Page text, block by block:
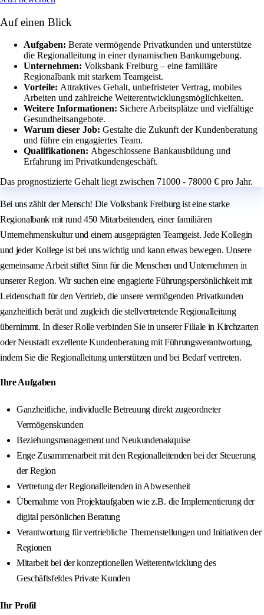
Auf einen Blick
Aufgaben: Berate vermögende Privatkunden und unterstütze
die Regionalleitung in einer dynamischen Bankumgebung.
Unternehmen: Volksbank Freiburg – eine familiäre
Regionalbank mit starkem Teamgeist.
Vorteile: Attraktives Gehalt, unbefristeter Vertrag, mobiles
Arbeiten und zahlreiche Weiterentwicklungsmöglichkeiten.
Weitere Informationen: Sichere Arbeitsplätze und vielfältige
Gesundheitsangebote.
Warum dieser Job: Gestalte die Zukunft der Kundenberatung
und führe ein engagiertes Team.
Qualifikationen: Abgeschlossene Bankausbildung und
Erfahrung im Privatkundengeschäft.
Das prognostizierte Gehalt liegt zwischen 71000 - 78000 € pro Jahr.
Bei uns zählt der Mensch! Die Volksbank Freiburg ist eine starke
Regionalbank mit rund 450 Mitarbeitenden, einer familiären
Unternehmenskultur und einem ausgeprägten Teamgeist. Jede Kollegin
und jeder Kollege ist bei uns wichtig und kann etwas bewegen. Unsere
gemeinsame Arbeit stiftet Sinn für die Menschen und Unternehmen in
unserer Region. Wir suchen eine engagierte Führungspersönlichkeit mit
Leidenschaft für den Vertrieb, die unsere vermögenden Privatkunden
ganzheitlich berät und zugleich die stellvertretende Regionalleitung
übernimmt. In dieser Rolle verbinden Sie in unserer Filiale in Kirchzarten
oder Neustadt exzellente Kundenberatung mit Führungsverantwortung,
indem Sie die Regionalleitung unterstützen und bei Bedarf vertreten.
Ihre Aufgaben
Ganzheitliche, individuelle Betreuung direkt zugeordneter
Vermögenskunden
Beziehungsmanagement und Neukundenakquise
Enge Zusammenarbeit mit den Regionalleitenden bei der Steuerung
der Region
Vertretung der Regionalleitenden in Abwesenheit
Übernahme von Projektaufgaben wie z.B. die Implementierung der
digital persönlichen Beratung
Verantwortung für vertriebliche Themenstellungen und Initiativen der
Regionen
Mitarbeit bei der konzeptionellen Weiterentwicklung des
Geschäftsfeldes Private Kunden
Ihr Profil